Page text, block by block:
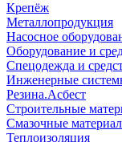
Крепёж
Металлопродукция
Насосное
Оборудование и
Спецодежда и
Инженерные
Резина.Асбест
Строительные
Смазочные
Теплоизоляция